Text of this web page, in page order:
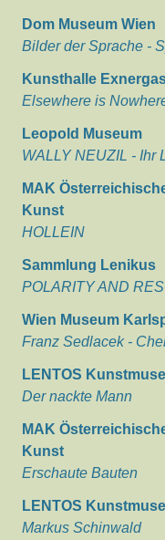
Dom Museum Wien
Bilder der Sprache -
Kunsthalle
Elsewhere is
Leopold Museum
WALLY NEUZIL - Ihr
MAK
Kunst
HOLLEIN
Sammlung Lenikus
POLARITY AND
Wien Museum
Franz Sedlacek -
LENTOS
Der nackte Mann
MAK
Kunst
Erschaute Bauten
LENTOS
Markus Schinwald